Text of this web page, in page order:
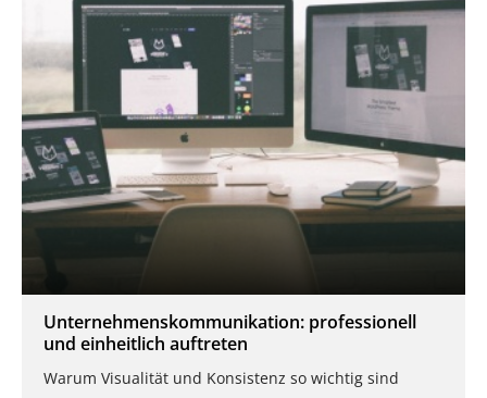
Unternehmenskommunikation: professionell
und einheitlich auftreten
Warum Visualität und Konsistenz so wichtig sind